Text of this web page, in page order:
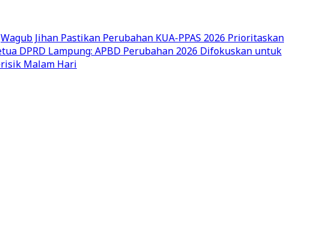
Wagub Jihan Pastikan Perubahan KUA-PPAS 2026 Prioritaskan
DPRD Lampung: APBD Perubahan 2026 Difokuskan untuk
Malam Hari